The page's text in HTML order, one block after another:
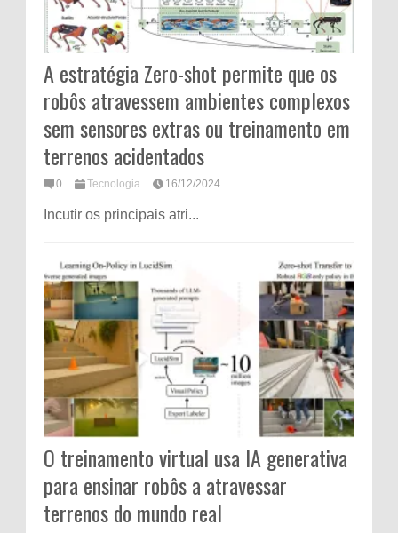
A estratégia Zero-shot permite que os
robôs atravessem ambientes complexos
sem sensores extras ou treinamento em
terrenos acidentados
0 Tecnologia 16/12/2024
Incutir os principais atri...
O treinamento virtual usa IA generativa
para ensinar robôs a atravessar
terrenos do mundo real